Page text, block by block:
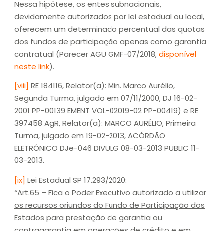
Nessa hipótese, os entes subnacionais,
devidamente autorizados por lei estadual ou local,
oferecem um determinado percentual das quotas
dos fundos de participação apenas como garantia
contratual (Parecer AGU GMF-07/2018,disponível
neste link).
[viii] RE 184116, Relator(a): Min. Marco Aurélio,
Segunda Turma, julgado em 07/11/2000, DJ 16-02-
2001 PP-00139 EMENT VOL-02019-02 PP-00419) e RE
397458 AgR, Relator(a): MARCO AURÉLIO, Primeira
Turma, julgado em 19-02-2013, ACÓRDÃO
ELETRÔNICO DJe-046 DIVULG 08-03-2013 PUBLIC 11-
03-2013.
[ix] Lei Estadual SP 17.293/2020:
“Art.65 –Fica o Poder Executivo autorizado a utilizar
os recursos oriundos do Fundo de Participação dos
Estados para prestação de garantia ou